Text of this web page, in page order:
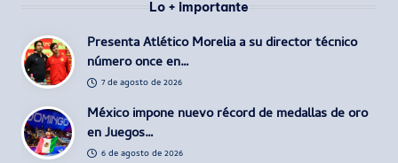
Lo + importante
Presenta Atlético Morelia a su director técnico
número once en…
7 de agosto de 2026
México impone nuevo récord de medallas de oro
en Juegos…
6 de agosto de 2026